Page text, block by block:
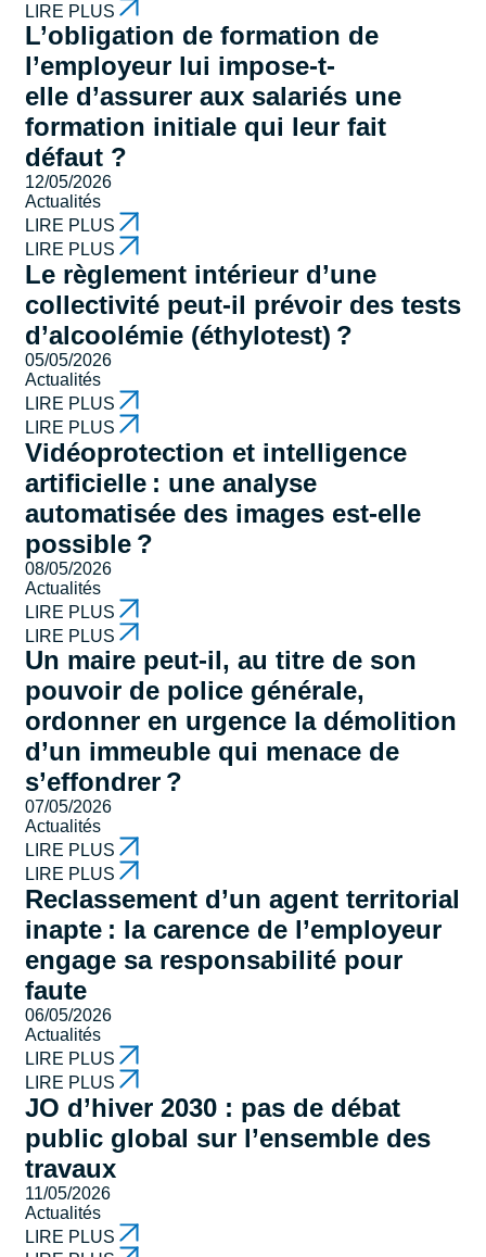
LIRE PLUS
L’obligation de formation de
l’employeur lui impose-t-
elle d’assurer aux salariés une
formation initiale qui leur fait
défaut ?
12/05/2026
Actualités
LIRE PLUS
LIRE PLUS
Le règlement intérieur d’une
collectivité peut-il prévoir des tests
d’alcoolémie (éthylotest) ?
05/05/2026
Actualités
LIRE PLUS
LIRE PLUS
Vidéoprotection et intelligence
artificielle : une analyse
automatisée des images est-elle
possible ?
08/05/2026
Actualités
LIRE PLUS
LIRE PLUS
Un maire peut-il, au titre de son
pouvoir de police générale,
ordonner en urgence la démolition
d’un immeuble qui menace de
s’effondrer ?
07/05/2026
Actualités
LIRE PLUS
LIRE PLUS
Reclassement d’un agent territorial
inapte : la carence de l’employeur
engage sa responsabilité pour
faute
06/05/2026
Actualités
LIRE PLUS
LIRE PLUS
JO d’hiver 2030 : pas de débat
public global sur l’ensemble des
travaux
11/05/2026
Actualités
LIRE PLUS